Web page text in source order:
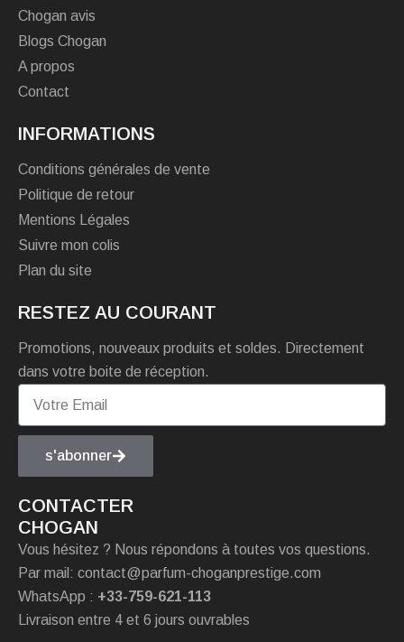
Chogan avis
Blogs Chogan
A propos
Contact
INFORMATIONS
Conditions générales de vente
Politique de retour
Mentions Légales
Suivre mon colis
Plan du site
RESTEZ AU COURANT
Promotions, nouveaux produits et soldes. Directement
dans votre boite de réception.
s'abonner
CONTACTER
CHOGAN
Vous hésitez ? Nous répondons à toutes vos questions.
Par mail: contact@parfum-choganprestige.com
WhatsApp : +33-759-621-113
Livraison entre 4 et 6 jours ouvrables